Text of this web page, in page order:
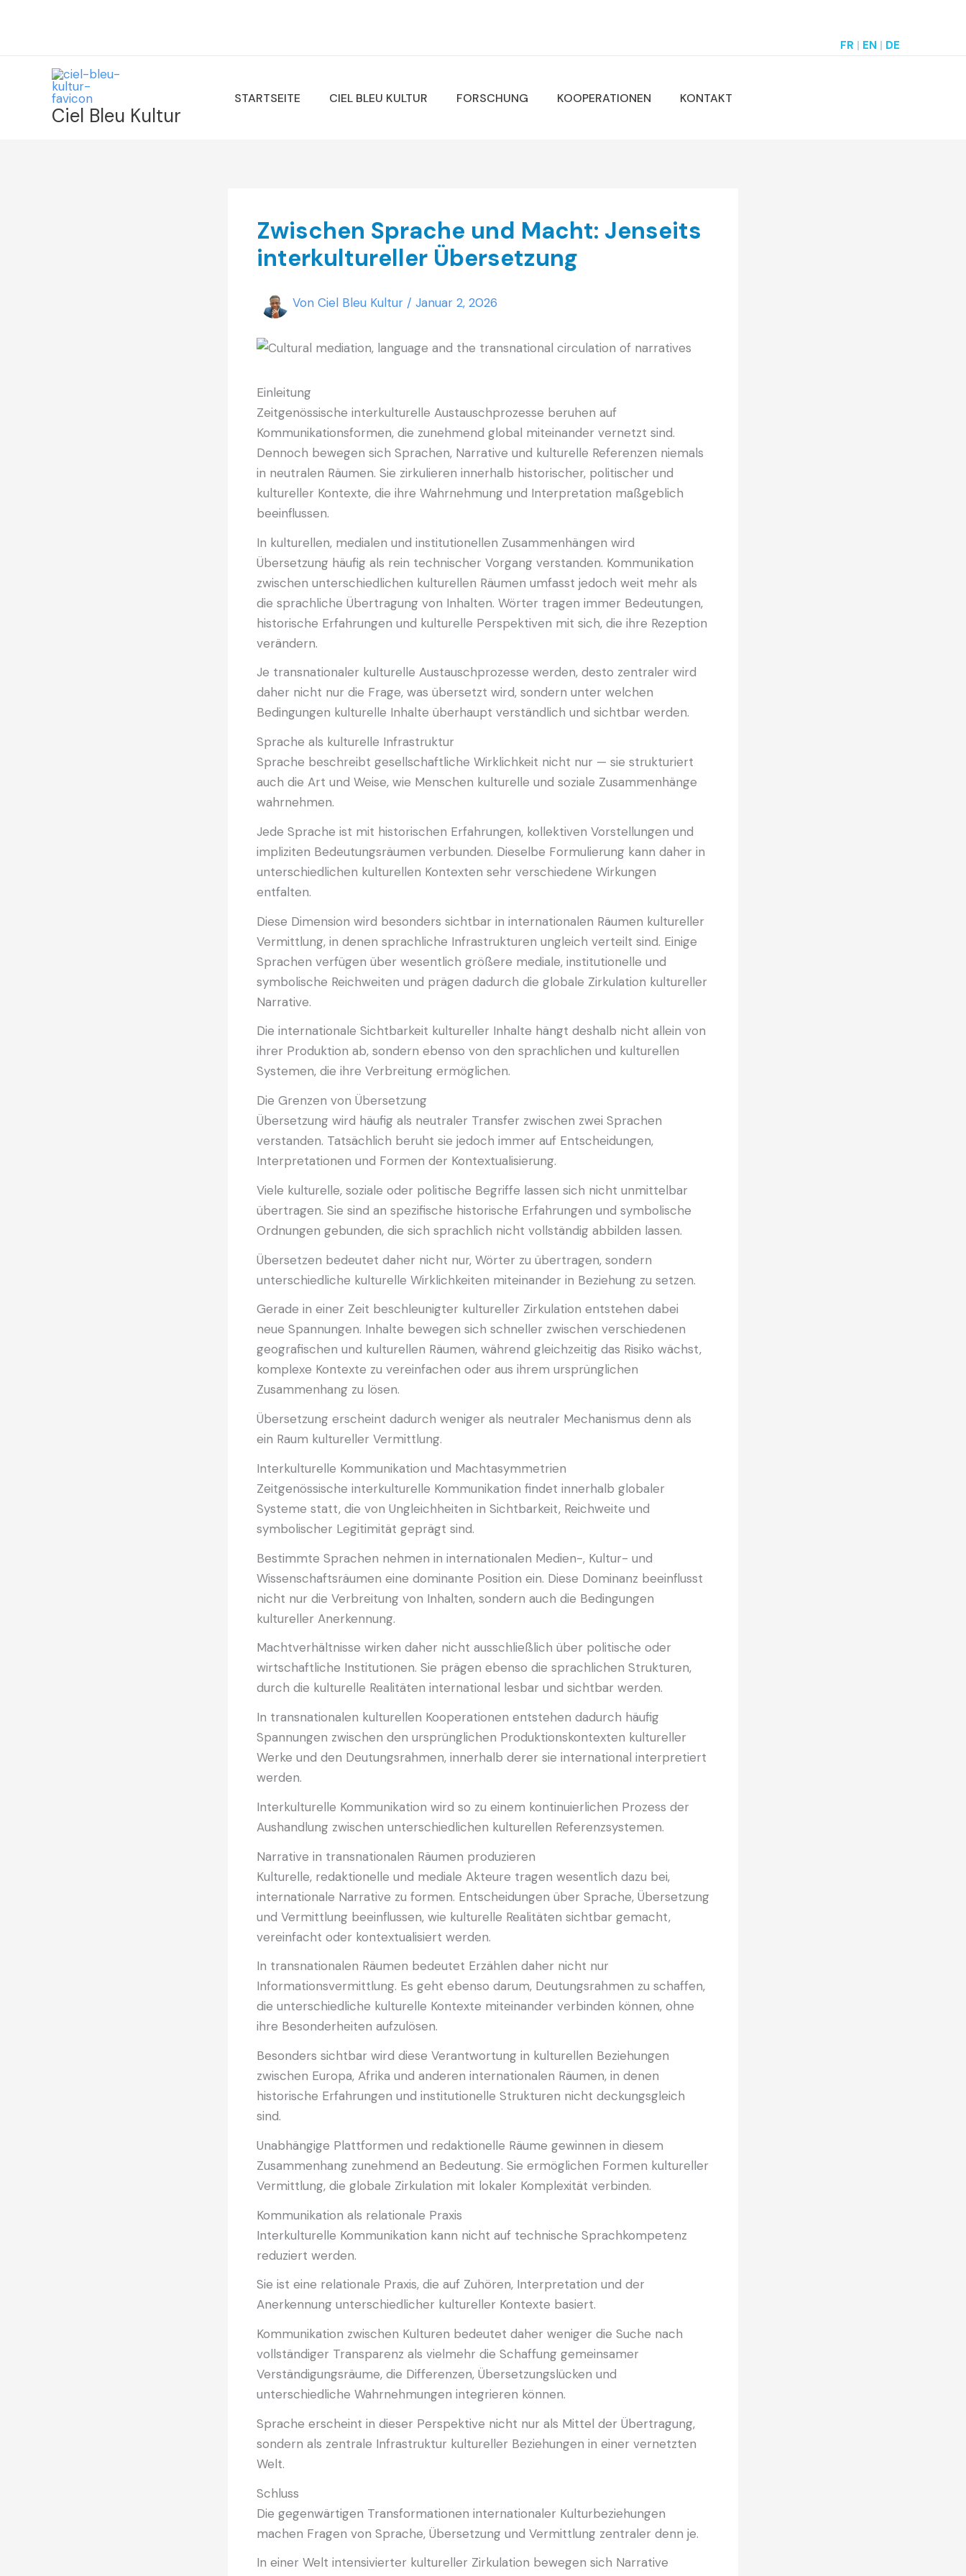
FR | EN | DE
Ciel Bleu Kultur
STARTSEITE CIEL BLEU KULTUR FORSCHUNG KOOPERATIONEN KONTAKT
Zwischen Sprache und Macht: Jenseits
interkultureller Übersetzung
Von Ciel Bleu Kultur / Januar 2, 2026
Einleitung
Zeitgenössische interkulturelle Austauschprozesse beruhen auf
Kommunikationsformen, die zunehmend global miteinander vernetzt sind.
Dennoch bewegen sich Sprachen, Narrative und kulturelle Referenzen niemals
in neutralen Räumen. Sie zirkulieren innerhalb historischer, politischer und
kultureller Kontexte, die ihre Wahrnehmung und Interpretation maßgeblich
beeinflussen.
In kulturellen, medialen und institutionellen Zusammenhängen wird
Übersetzung häufig als rein technischer Vorgang verstanden. Kommunikation
zwischen unterschiedlichen kulturellen Räumen umfasst jedoch weit mehr als
die sprachliche Übertragung von Inhalten. Wörter tragen immer Bedeutungen,
historische Erfahrungen und kulturelle Perspektiven mit sich, die ihre Rezeption
verändern.
Je transnationaler kulturelle Austauschprozesse werden, desto zentraler wird
daher nicht nur die Frage, was übersetzt wird, sondern unter welchen
Bedingungen kulturelle Inhalte überhaupt verständlich und sichtbar werden.
Sprache als kulturelle Infrastruktur
Sprache beschreibt gesellschaftliche Wirklichkeit nicht nur — sie strukturiert
auch die Art und Weise, wie Menschen kulturelle und soziale Zusammenhänge
wahrnehmen.
Jede Sprache ist mit historischen Erfahrungen, kollektiven Vorstellungen und
impliziten Bedeutungsräumen verbunden. Dieselbe Formulierung kann daher in
unterschiedlichen kulturellen Kontexten sehr verschiedene Wirkungen
entfalten.
Diese Dimension wird besonders sichtbar in internationalen Räumen kultureller
Vermittlung, in denen sprachliche Infrastrukturen ungleich verteilt sind. Einige
Sprachen verfügen über wesentlich größere mediale, institutionelle und
symbolische Reichweiten und prägen dadurch die globale Zirkulation kultureller
Narrative.
Die internationale Sichtbarkeit kultureller Inhalte hängt deshalb nicht allein von
ihrer Produktion ab, sondern ebenso von den sprachlichen und kulturellen
Systemen, die ihre Verbreitung ermöglichen.
Die Grenzen von Übersetzung
Übersetzung wird häufig als neutraler Transfer zwischen zwei Sprachen
verstanden. Tatsächlich beruht sie jedoch immer auf Entscheidungen,
Interpretationen und Formen der Kontextualisierung.
Viele kulturelle, soziale oder politische Begriffe lassen sich nicht unmittelbar
übertragen. Sie sind an spezifische historische Erfahrungen und symbolische
Ordnungen gebunden, die sich sprachlich nicht vollständig abbilden lassen.
Übersetzen bedeutet daher nicht nur, Wörter zu übertragen, sondern
unterschiedliche kulturelle Wirklichkeiten miteinander in Beziehung zu setzen.
Gerade in einer Zeit beschleunigter kultureller Zirkulation entstehen dabei
neue Spannungen. Inhalte bewegen sich schneller zwischen verschiedenen
geografischen und kulturellen Räumen, während gleichzeitig das Risiko wächst,
komplexe Kontexte zu vereinfachen oder aus ihrem ursprünglichen
Zusammenhang zu lösen.
Übersetzung erscheint dadurch weniger als neutraler Mechanismus denn als
ein Raum kultureller Vermittlung.
Interkulturelle Kommunikation und Machtasymmetrien
Zeitgenössische interkulturelle Kommunikation findet innerhalb globaler
Systeme statt, die von Ungleichheiten in Sichtbarkeit, Reichweite und
symbolischer Legitimität geprägt sind.
Bestimmte Sprachen nehmen in internationalen Medien-, Kultur- und
Wissenschaftsräumen eine dominante Position ein. Diese Dominanz beeinflusst
nicht nur die Verbreitung von Inhalten, sondern auch die Bedingungen
kultureller Anerkennung.
Machtverhältnisse wirken daher nicht ausschließlich über politische oder
wirtschaftliche Institutionen. Sie prägen ebenso die sprachlichen Strukturen,
durch die kulturelle Realitäten international lesbar und sichtbar werden.
In transnationalen kulturellen Kooperationen entstehen dadurch häufig
Spannungen zwischen den ursprünglichen Produktionskontexten kultureller
Werke und den Deutungsrahmen, innerhalb derer sie international interpretiert
werden.
Interkulturelle Kommunikation wird so zu einem kontinuierlichen Prozess der
Aushandlung zwischen unterschiedlichen kulturellen Referenzsystemen.
Narrative in transnationalen Räumen produzieren
Kulturelle, redaktionelle und mediale Akteure tragen wesentlich dazu bei,
internationale Narrative zu formen. Entscheidungen über Sprache, Übersetzung
und Vermittlung beeinflussen, wie kulturelle Realitäten sichtbar gemacht,
vereinfacht oder kontextualisiert werden.
In transnationalen Räumen bedeutet Erzählen daher nicht nur
Informationsvermittlung. Es geht ebenso darum, Deutungsrahmen zu schaffen,
die unterschiedliche kulturelle Kontexte miteinander verbinden können, ohne
ihre Besonderheiten aufzulösen.
Besonders sichtbar wird diese Verantwortung in kulturellen Beziehungen
zwischen Europa, Afrika und anderen internationalen Räumen, in denen
historische Erfahrungen und institutionelle Strukturen nicht deckungsgleich
sind.
Unabhängige Plattformen und redaktionelle Räume gewinnen in diesem
Zusammenhang zunehmend an Bedeutung. Sie ermöglichen Formen kultureller
Vermittlung, die globale Zirkulation mit lokaler Komplexität verbinden.
Kommunikation als relationale Praxis
Interkulturelle Kommunikation kann nicht auf technische Sprachkompetenz
reduziert werden.
Sie ist eine relationale Praxis, die auf Zuhören, Interpretation und der
Anerkennung unterschiedlicher kultureller Kontexte basiert.
Kommunikation zwischen Kulturen bedeutet daher weniger die Suche nach
vollständiger Transparenz als vielmehr die Schaffung gemeinsamer
Verständigungsräume, die Differenzen, Übersetzungslücken und
unterschiedliche Wahrnehmungen integrieren können.
Sprache erscheint in dieser Perspektive nicht nur als Mittel der Übertragung,
sondern als zentrale Infrastruktur kultureller Beziehungen in einer vernetzten
Welt.
Schluss
Die gegenwärtigen Transformationen internationaler Kulturbeziehungen
machen Fragen von Sprache, Übersetzung und Vermittlung zentraler denn je.
In einer Welt intensivierter kultureller Zirkulation bewegen sich Narrative